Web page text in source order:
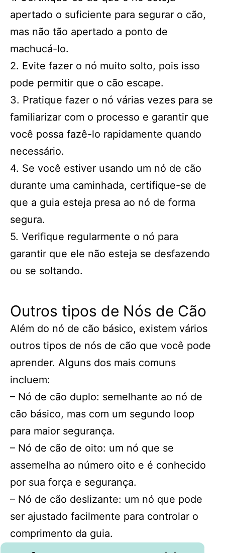
apertado o suficiente para segurar o cão,
mas não tão apertado a ponto de
machucá-lo.
2. Evite fazer o nó muito solto, pois isso
pode permitir que o cão escape.
3. Pratique fazer o nó várias vezes para se
familiarizar com o processo e garantir que
você possa fazê-lo rapidamente quando
necessário.
4. Se você estiver usando um nó de cão
durante uma caminhada, certifique-se de
que a guia esteja presa ao nó de forma
segura.
5. Verifique regularmente o nó para
garantir que ele não esteja se desfazendo
ou se soltando.
Outros tipos de Nós de Cão
Além do nó de cão básico, existem vários
outros tipos de nós de cão que você pode
aprender. Alguns dos mais comuns
incluem:
– Nó de cão duplo: semelhante ao nó de
cão básico, mas com um segundo loop
para maior segurança.
– Nó de cão de oito: um nó que se
assemelha ao número oito e é conhecido
por sua força e segurança.
– Nó de cão deslizante: um nó que pode
ser ajustado facilmente para controlar o
comprimento da guia.